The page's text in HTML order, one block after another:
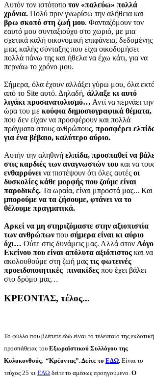
Αυτόν τον ιστότοπο τον «παλεύω» πολλά
χρόνια. Πολύ πριν γνωρίσω την αλήθεια και
βρω σκοπό στη ζωή μου. Φανταζόμουν τον
εαυτό μου συνταξιούχο στο χωριό, με μια
σχετικά καλή οικονομική επιφάνεια, δεδομένης
μιας καλής σύνταξης που είχα οικοδομήσει
πολλά πάνω της και ήθελα να έχω κάτι, για να
περνάω το χρόνο μου.
Σήμερα, όλα έχουν αλλάξει γύρω μου, όλα
από το Site αυτό. Δηλαδή, άλλαξε κι αυτό
λιγάκι προσανατολισμό… Αντί να περνάει την
ώρα του με κούφια δημοσιογραφικά θέματα,
που δεν είχαν να προσφέρουν και πολλά
πράγματα στους ανθρώπους, προσφέρει
για ένα βέβαιο, καλύτερο αύριο.
Αυτήν την αληθινή ελπίδα, προσπαθεί να
στις καρδιές των αναγνωστών του και να
ενθαρρύνει να πιστέψουν ότι όλες αυτές οι
δυσκολίες κάθε μορφής που ζούμε είναι
παροδικές. Τα ωραία, είναι μπροστά μας... Και
μπορούμε να τα ζήσουμε, φτάνει να το
θέλουμε πραγματικά.
Αρκεί να μη στηριζόμαστε στην αξιοπιστία
των ανθρώπων που σήμερα είναι κι αύριο
όχι… Ούτε στις δυνάμεις μας. Αλλά στον Λόγο
Εκείνου που είναι απόλυτα αξιόπιστος και να
ακολουθούμε στη ζωή μας τις φωτεινές
προειδοποιητικές πινακίδες που έχει βάλει
στο δρόμο μας…
ΚΡΕΟΝΤΑΣ, τέλος...
Το φύλλο που βλέπετε εδώ είναι το τελευταίο της
προσπάθειας του Εξωραϊστικού Συλλόγου της
Κολοκυνθούς, “Κρέοντας”. Δείτε το ΕΔΩ. Είναι το
τεύχος 25 κι ΕΔΩ δείτε το αμέσως προηγούμενο. Ο